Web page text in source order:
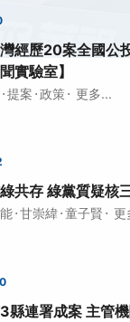
經歷20案全國公
實驗室】
·提案 ·政策 · 更多...
共存 綠黨質疑核
·甘崇緯·童子賢 · 更
縣連署成案 主管